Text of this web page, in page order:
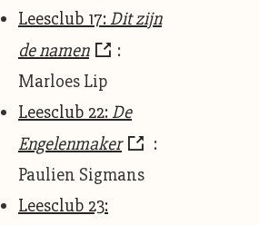
Leesclub 17:Dit zijn
de namen
:
Marloes Lip
Leesclub 22:De
Engelenmaker
:
Paulien Sigmans
Leesclub 23: